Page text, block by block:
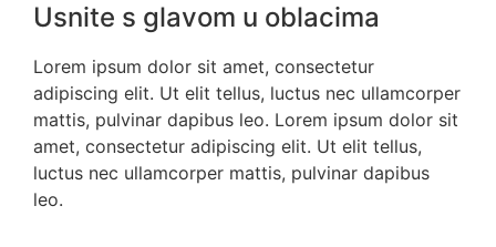
Usnite s glavom u oblacima
Lorem ipsum dolor sit amet, consectetur
adipiscing elit. Ut elit tellus, luctus nec ullamcorper
mattis, pulvinar dapibus leo. Lorem ipsum dolor sit
amet, consectetur adipiscing elit. Ut elit tellus,
luctus nec ullamcorper mattis, pulvinar dapibus
leo.